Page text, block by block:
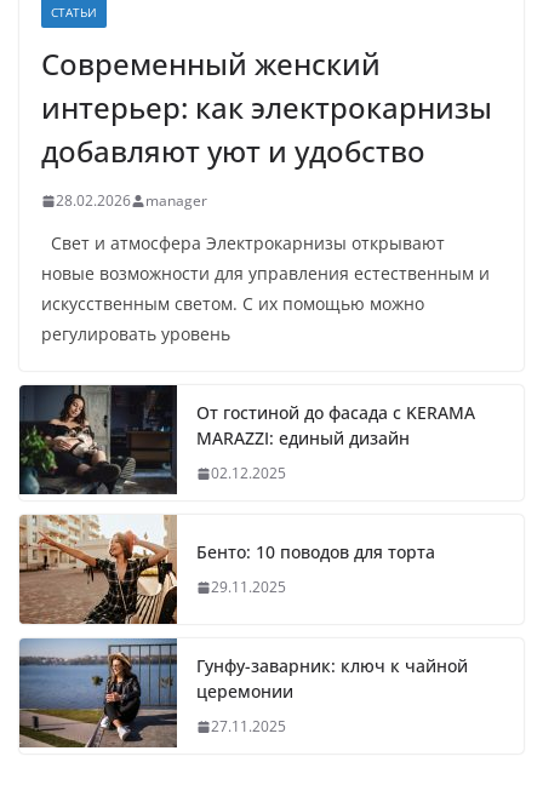
СТАТЬИ
Современный женский
интерьер: как электрокарнизы
добавляют уют и удобство
28.02.2026 manager
Свет и атмосфера Электрокарнизы открывают
новые возможности для управления естественным и
искусственным светом. С их помощью можно
регулировать уровень
От гостиной до фасада с KERAMA
MARAZZI: единый дизайн
02.12.2025
Бенто: 10 поводов для торта
29.11.2025
Гунфу-заварник: ключ к чайной
церемонии
27.11.2025